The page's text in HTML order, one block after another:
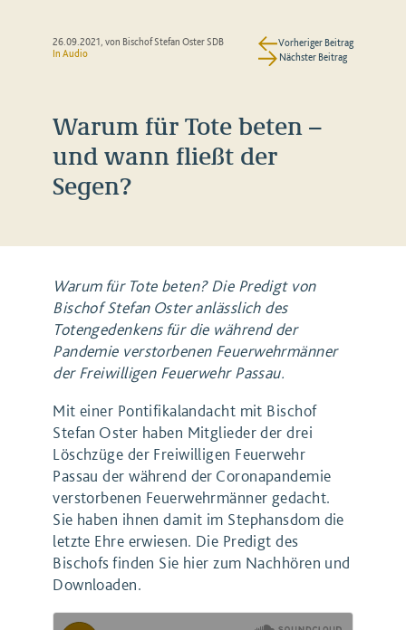
26.09.2021, von Bischof Stefan Oster SDB
In Audio
Vorheriger Beitrag
Nächster Beitrag
Warum für Tote beten –
und wann fließt der
Segen?
Warum für Tote beten? Die Predigt von
Bischof Stefan Oster anlässlich des
Totengedenkens für die während der
Pandemie verstorbenen Feuerwehrmänner
der Freiwilligen Feuerwehr Passau.
Mit einer Pontifikalandacht mit Bischof
Stefan Oster haben Mitglieder der drei
Löschzüge der Freiwilligen Feuerwehr
Passau der während der Coronapandemie
verstorbenen Feuerwehrmänner gedacht.
Sie haben ihnen damit im Stephansdom die
letzte Ehre erwiesen. Die Predigt des
Bischofs finden Sie hier zum Nachhören und
Downloaden.